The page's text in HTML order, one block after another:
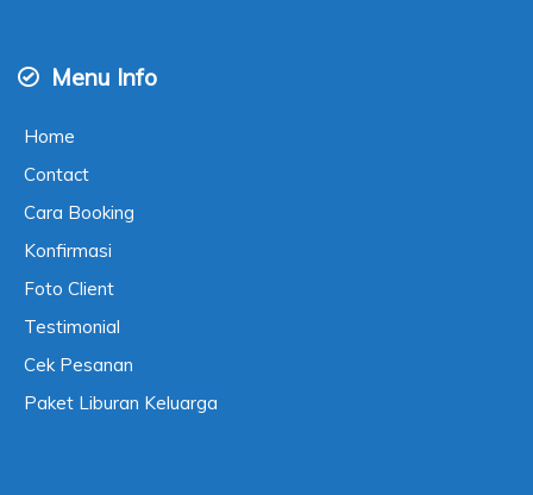
Menu Info
Home
Contact
Cara Booking
Konfirmasi
Foto Client
Testimonial
Cek Pesanan
Paket Liburan Keluarga